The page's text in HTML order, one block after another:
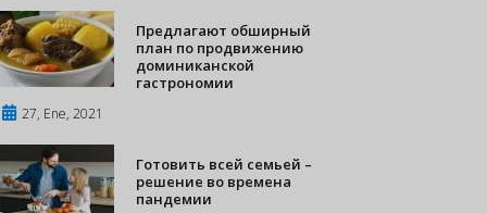
Предлагают обширный
план по продвижению
доминиканской
гастрономии
27, Ene, 2021
Готовить всей семьей –
решение во времена
пандемии